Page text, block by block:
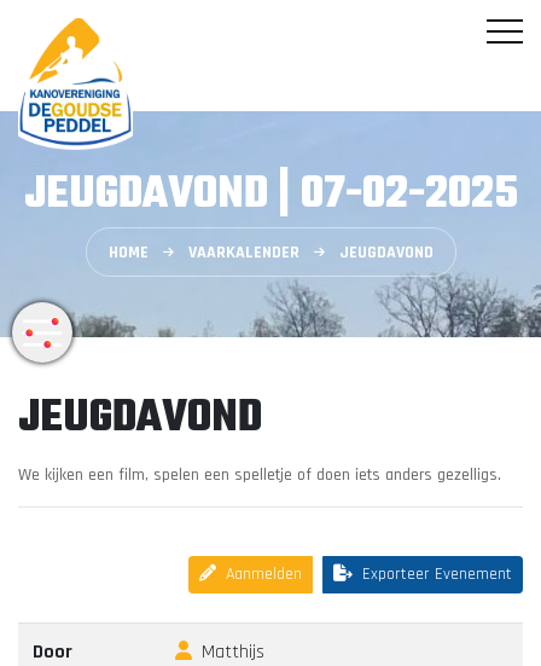
JEUGDAVOND | 07-02-2025
HOME VAARKALENDER JEUGDAVOND
JEUGDAVOND
We kijken een film, spelen een spelletje of doen iets anders gezelligs.
Aanmelden Exporteer Evenement
Door Matthijs